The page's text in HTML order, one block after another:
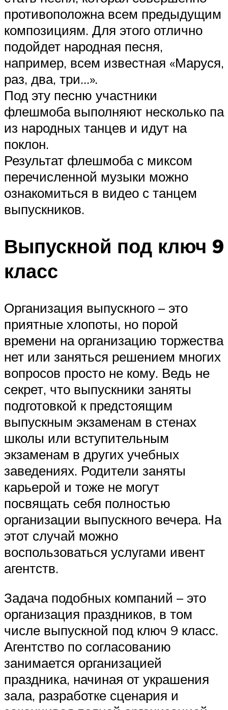
противоположна всем предыдущим
композициям. Для этого отлично
подойдет народная песня,
например, всем известная «Маруся,
раз, два, три…».
Под эту песню участники
флешмоба выполняют несколько па
из народных танцев и идут на
поклон.
Результат флешмоба с миксом
перечисленной музыки можно
ознакомиться в видео с танцем
выпускников.
Выпускной под ключ 9
класс
Организация выпускного – это
приятные хлопоты, но порой
времени на организацию торжества
нет или заняться решением многих
вопросов просто не кому. Ведь не
секрет, что выпускники заняты
подготовкой к предстоящим
выпускным экзаменам в стенах
школы или вступительным
экзаменам в других учебных
заведениях. Родители заняты
карьерой и тоже не могут
посвящать себя полностью
организации выпускного вечера. На
этот случай можно
воспользоваться услугами ивент
агентств.
Задача подобных компаний – это
организация праздников, в том
числе выпускной под ключ 9 класс.
Агентство по согласованию
занимается организацией
праздника, начиная от украшения
зала, разработке сценария и